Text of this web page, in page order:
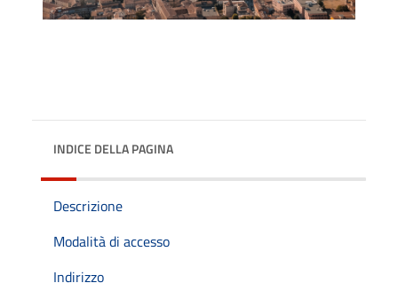
INDICE DELLA PAGINA
Descrizione
Modalità di accesso
Indirizzo